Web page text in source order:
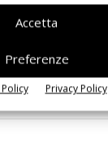
Accetta
Preferenze
Privacy Policy